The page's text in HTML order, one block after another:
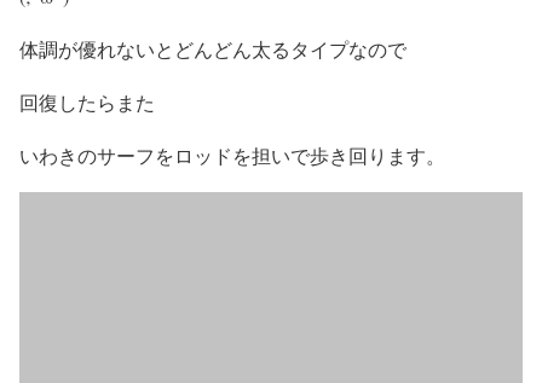
体調が優れないとどんどん太るタイプなので
回復したらまた
いわきのサーフをロッドを担いで歩き回ります。